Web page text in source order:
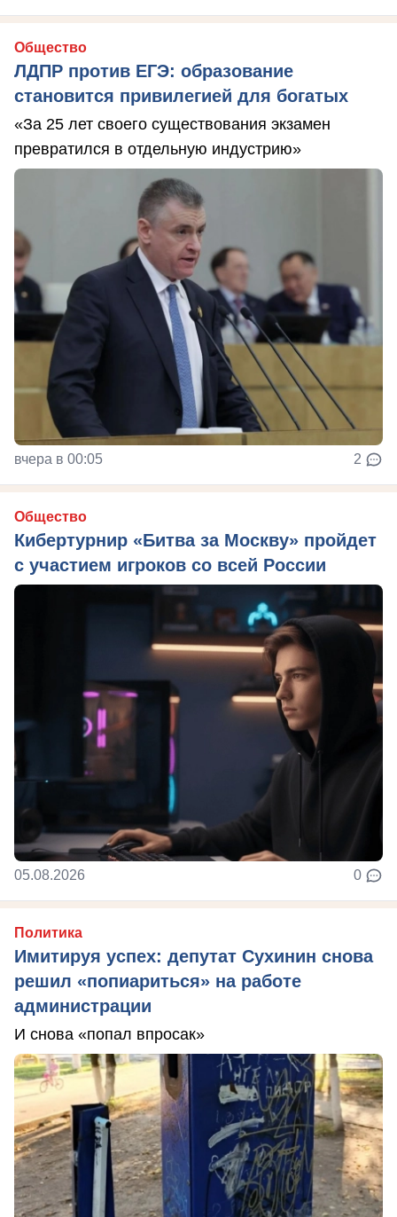
Общество
ЛДПР против ЕГЭ: образование
становится привилегией для богатых
«За 25 лет своего существования экзамен
превратился в отдельную индустрию»
вчера в 00:05 2
Общество
Кибертурнир «Битва за Москву» пройдет
с участием игроков со всей России
05.08.2026 0
Политика
Имитируя успех: депутат Сухинин снова
решил «попиариться» на работе
администрации
И снова «попал впросак»